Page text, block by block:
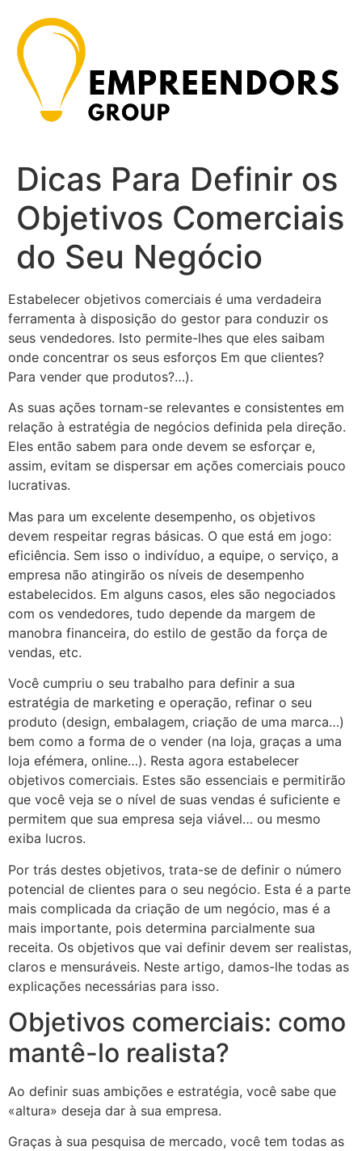
para
conteúdo
Dicas Para Definir os
Objetivos Comerciais
do Seu Negócio
Estabelecer objetivos comerciais é uma verdadeira
ferramenta à disposição do gestor para conduzir os
seus vendedores. Isto permite-lhes que eles saibam
onde concentrar os seus esforços Em que clientes?
Para vender que produtos?…).
As suas ações tornam-se relevantes e consistentes em
relação à estratégia de negócios definida pela direção.
Eles então sabem para onde devem se esforçar e,
assim, evitam se dispersar em ações comerciais pouco
lucrativas.
Mas para um excelente desempenho, os objetivos
devem respeitar regras básicas. O que está em jogo:
eficiência. Sem isso o indivíduo, a equipe, o serviço, a
empresa não atingirão os níveis de desempenho
estabelecidos. Em alguns casos, eles são negociados
com os vendedores, tudo depende da margem de
manobra financeira, do estilo de gestão da força de
vendas, etc.
Você cumpriu o seu trabalho para definir a sua
estratégia de marketing e operação, refinar o seu
produto (design, embalagem, criação de uma marca…)
bem como a forma de o vender (na loja, graças a uma
loja efémera, online…). Resta agora estabelecer
objetivos comerciais. Estes são essenciais e permitirão
que você veja se o nível de suas vendas é suficiente e
permitem que sua empresa seja viável… ou mesmo
exiba lucros.
Por trás destes objetivos, trata-se de definir o número
potencial de clientes para o seu negócio. Esta é a parte
mais complicada da criação de um negócio, mas é a
mais importante, pois determina parcialmente sua
receita. Os objetivos que vai definir devem ser realistas,
claros e mensuráveis. Neste artigo, damos-lhe todas as
explicações necessárias para isso.
Objetivos comerciais: como
mantê-lo realista?
Ao definir suas ambições e estratégia, você sabe que
«altura» deseja dar à sua empresa.
Graças à sua pesquisa de mercado, você tem todas as